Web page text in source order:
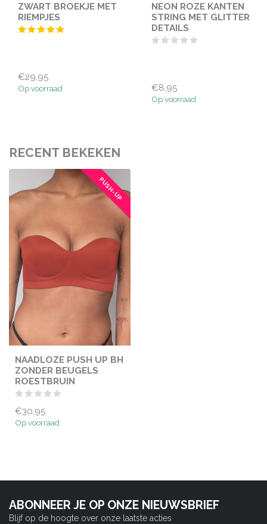
ZWART BROEKJE MET
RIEMPJES
€29,95
Op voorraad
NEON ROZE KANTEN
STRING MET GLITTER
DETAILS
€8,95
Op voorraad
RECENT BEKEKEN
PUSH-UP
NAADLOZE PUSH UP BH
ZONDER BEUGELS
ROESTBRUIN
€30,95
Op voorraad
ABONNEER JE OP ONZE NIEUWSBRIEF
Blijf op de hoogte over onze laatste acties